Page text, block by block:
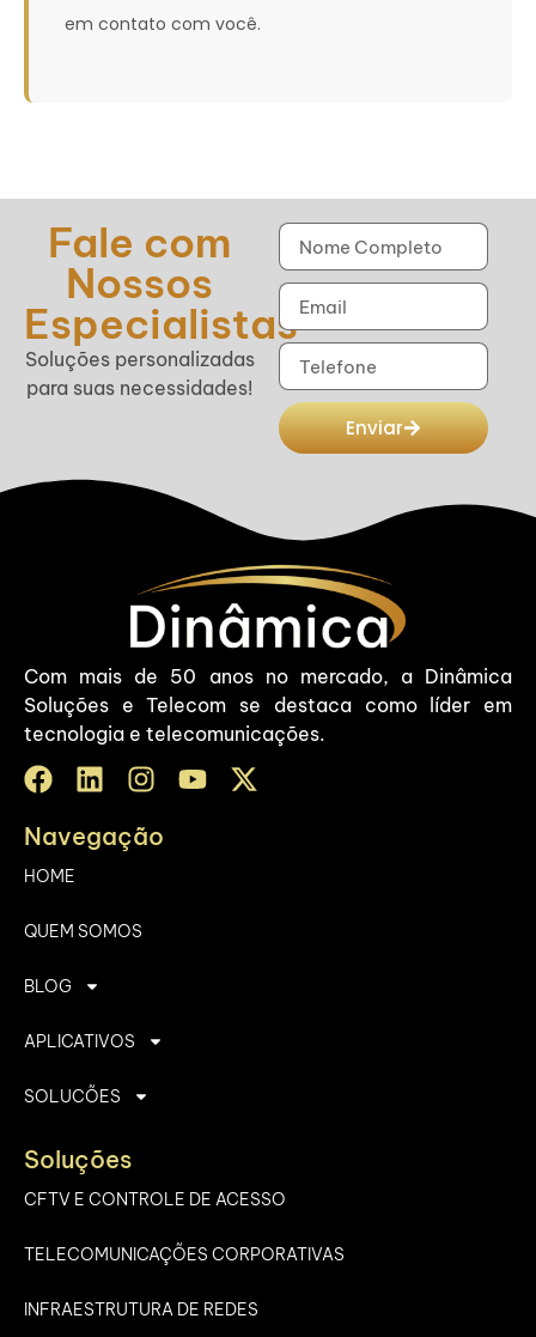
em contato com você.
Fale com
Nossos
Especialistas
Soluções personalizadas
para suas necessidades!
Enviar
Com mais de 50 anos no mercado, a Dinâmica
Soluções e Telecom se destaca como líder em
tecnologia e telecomunicações.
Navegação
HOME
QUEM SOMOS
BLOG
APLICATIVOS
SOLUCÕES
Soluções
CFTV E CONTROLE DE ACESSO
TELECOMUNICAÇÕES CORPORATIVAS
INFRAESTRUTURA DE REDES